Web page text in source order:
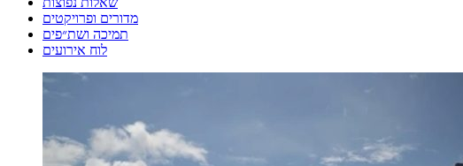
מדורים ופרויקטים
תמיכה ושת״פים
לוח אירועים